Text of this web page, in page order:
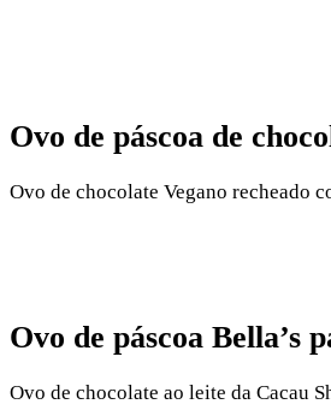
Ovo de páscoa de
Ovo de chocolate Vegano recheado
Ovo de páscoa
Ovo de chocolate ao leite da Cacau